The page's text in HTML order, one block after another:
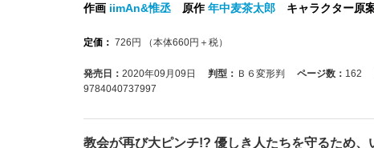
作画 iimAn&惟丞 原作年中麦茶太郎 キャラクター原
定価： 726 円 （本体660円＋税）
発売日： 2020年09月09日 判型： Ｂ６変形判 ページ数： 162
9784040737997
教会が再び大ピンチ!? 優しき人たちを守るため、